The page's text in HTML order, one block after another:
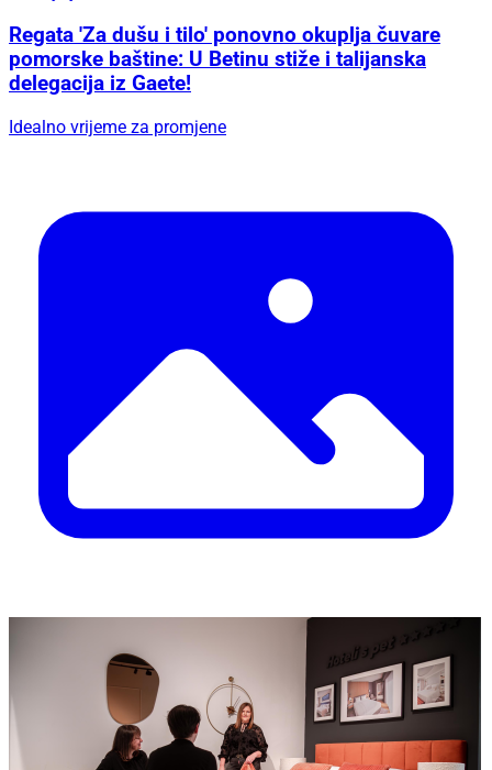
Regata 'Za dušu i tilo' ponovno okuplja čuvare
pomorske baštine: U Betinu stiže i talijanska
delegacija iz Gaete!
Idealno vrijeme za promjene